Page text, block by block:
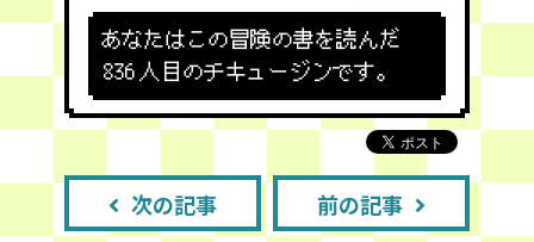
あなたはこの冒険の書を読んだ
836 人目のチキュージンです。
次の記事 前の記事